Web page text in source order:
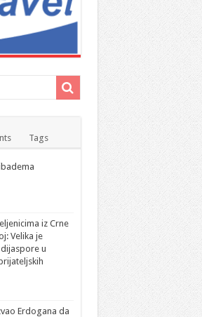
Tags
iz Crne
Velika je
u
Erdogana da